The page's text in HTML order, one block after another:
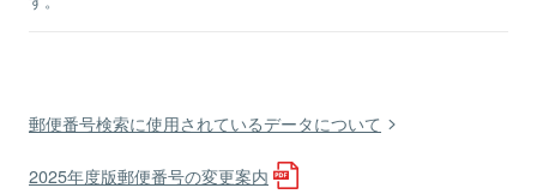
郵便番号検索に使用されているデータについて
2025年度版郵便番号の変更案内